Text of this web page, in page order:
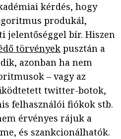
kérdés, hogy
produkál,
jelentőséggel bír. Hiszen
törvények pusztán a
azonban ha nem
– vagy az
twitter-botok,
felhasználói fiókok stb.
érvényes rájuk a
és szankcionálhatók.